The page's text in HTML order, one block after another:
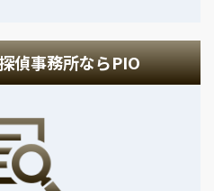
偵事務所ならPIO